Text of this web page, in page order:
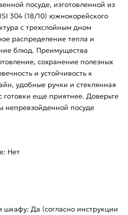
посуде, изготовленной из
304 (18/10) южнокорейского
с трехслойным дном
распределение тепла и
блюд. Преимущества
сохранение полезных
и устойчивость к
удобные ручки и стеклянная
еще приятнее. Доверьте
непревзойденной посуде
Нет
шкафу: Да (согласно инструкции